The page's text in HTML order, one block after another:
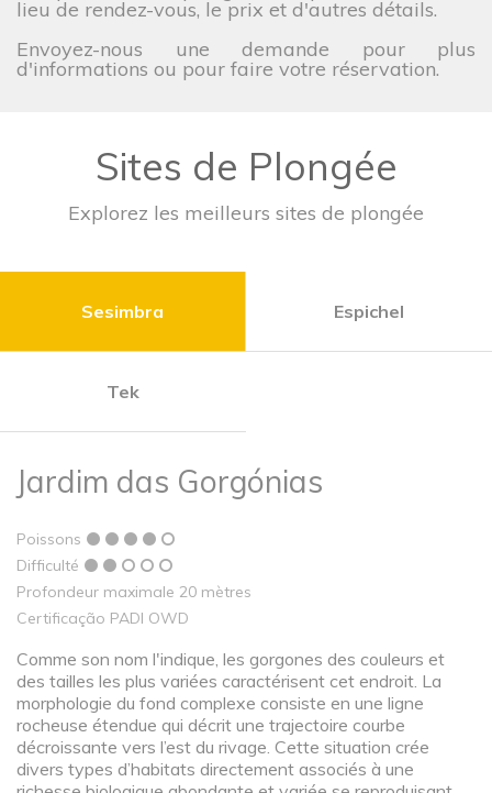
lieu de rendez-vous, le prix et d'autres détails.
Envoyez-nous une demande pour plus
d'informations ou pour faire votre réservation.
Sites de Plongée
Explorez les meilleurs sites de plongée
Sesimbra Espichel
Tek
Jardim das Gorgónias
Poissons
Difficulté
Profondeur maximale 20 mètres
Certificação PADI OWD
Comme son nom l'indique, les gorgones des couleurs et
des tailles les plus variées caractérisent cet endroit. La
morphologie du fond complexe consiste en une ligne
rocheuse étendue qui décrit une trajectoire courbe
décroissante vers l’est du rivage. Cette situation crée
divers types d’habitats directement associés à une